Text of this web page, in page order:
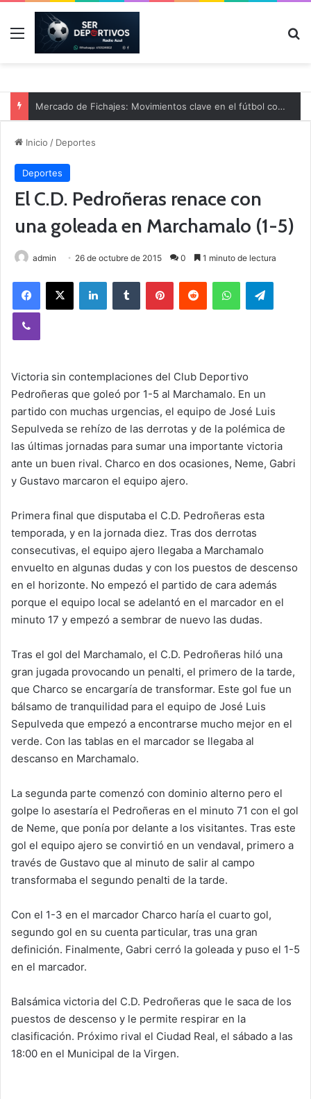
Menú
Mercado de Fichajes: Movimientos clave en el fútbol comarcal
Inicio / Deportes
Deportes
El C.D. Pedroñeras renace con
una goleada en Marchamalo (1-5)
admin 26 de octubre de 2015 0 1 minuto de lectura
Victoria sin contemplaciones del Club Deportivo
Pedroñeras que goleó por 1-5 al Marchamalo. En un
partido con muchas urgencias, el equipo de José Luis
Sepulveda se rehízo de las derrotas y de la polémica de
las últimas jornadas para sumar una importante victoria
ante un buen rival. Charco en dos ocasiones, Neme, Gabri
y Gustavo marcaron el equipo ajero.
Primera final que disputaba el C.D. Pedroñeras esta
temporada, y en la jornada diez. Tras dos derrotas
consecutivas, el equipo ajero llegaba a Marchamalo
envuelto en algunas dudas y con los puestos de descenso
en el horizonte. No empezó el partido de cara además
porque el equipo local se adelantó en el marcador en el
minuto 17 y empezó a sembrar de nuevo las dudas.
Tras el gol del Marchamalo, el C.D. Pedroñeras hiló una
gran jugada provocando un penalti, el primero de la tarde,
que Charco se encargaría de transformar. Este gol fue un
bálsamo de tranquilidad para el equipo de José Luis
Sepulveda que empezó a encontrarse mucho mejor en el
verde. Con las tablas en el marcador se llegaba al
descanso en Marchamalo.
La segunda parte comenzó con dominio alterno pero el
golpe lo asestaría el Pedroñeras en el minuto 71 con el gol
de Neme, que ponía por delante a los visitantes. Tras este
gol el equipo ajero se convirtió en un vendaval, primero a
través de Gustavo que al minuto de salir al campo
transformaba el segundo penalti de la tarde.
Con el 1-3 en el marcador Charco haría el cuarto gol,
segundo gol en su cuenta particular, tras una gran
definición. Finalmente, Gabri cerró la goleada y puso el 1-5
en el marcador.
Balsámica victoria del C.D. Pedroñeras que le saca de los
puestos de descenso y le permite respirar en la
clasificación. Próximo rival el Ciudad Real, el sábado a las
18:00 en el Municipal de la Virgen.